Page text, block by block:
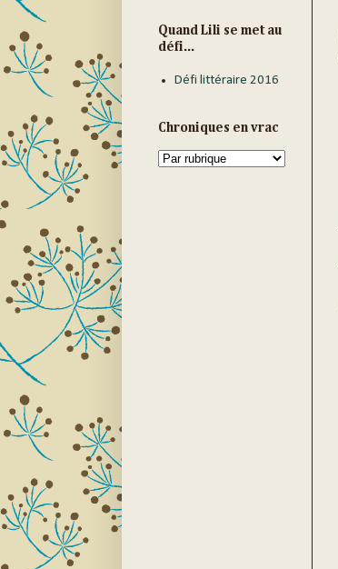
Quand Lili se met au
défi...
Défi littéraire 2016
Chroniques en vrac